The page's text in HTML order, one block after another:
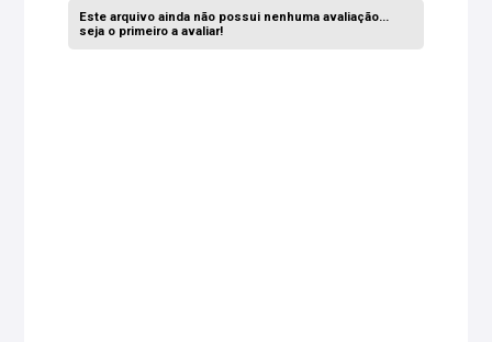
Este arquivo ainda não possui nenhuma avaliação...
seja o primeiro a avaliar!